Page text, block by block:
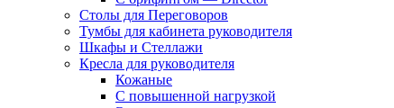
Столы для Переговоров
Тумбы для кабинета руководителя
Шкафы и Стеллажи
Кресла для руководителя
Кожаные
С повышенной нагрузкой